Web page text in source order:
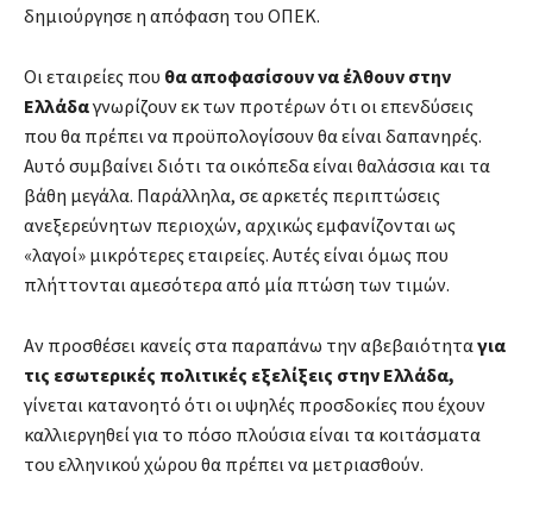
δημιούργησε η απόφαση του ΟΠΕΚ.
Οι εταιρείες που θα αποφασίσουν να έλθουν στην
Ελλάδαγνωρίζουν εκ των προτέρων ότι οι επενδύσεις
που θα πρέπει να προϋπολογίσουν θα είναι δαπανηρές.
Αυτό συμβαίνει διότι τα οικόπεδα είναι θαλάσσια και τα
βάθη μεγάλα. Παράλληλα, σε αρκετές περιπτώσεις
ανεξερεύνητων περιοχών, αρχικώς εμφανίζονται ως
«λαγοί» μικρότερες εταιρείες. Αυτές είναι όμως που
πλήττονται αμεσότερα από μία πτώση των τιμών.
Αν προσθέσει κανείς στα παραπάνω την αβεβαιότηταγια
τις εσωτερικές πολιτικές εξελίξεις στην Ελλάδα,
γίνεται κατανοητό ότι οι υψηλές προσδοκίες που έχουν
καλλιεργηθεί για το πόσο πλούσια είναι τα κοιτάσματα
του ελληνικού χώρου θα πρέπει να μετριασθούν.